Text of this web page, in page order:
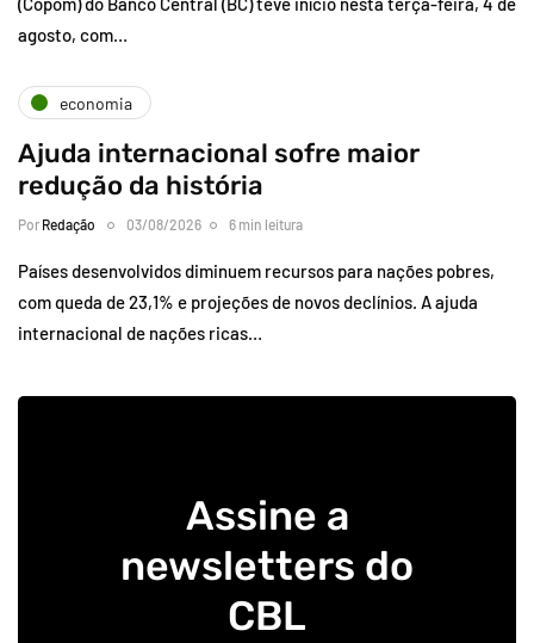
agosto, com…
economia
Ajuda internacional sofre maior
redução da história
Por Redação 03/08/2026 6 min leitura
Países desenvolvidos diminuem recursos para nações pobres,
com queda de 23,1% e projeções de novos declínios. A ajuda
internacional de nações ricas…
Assine a
newsletters do
CBL